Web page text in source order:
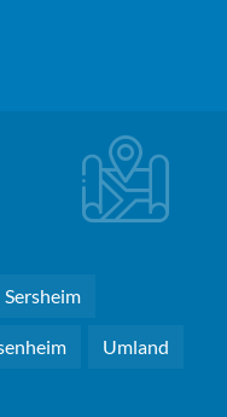
Sersheim
Umland